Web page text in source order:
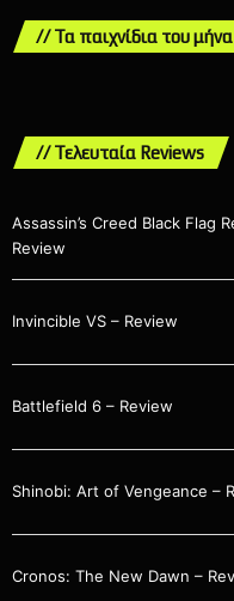
// Τα παιχνίδια του μήνα
// Τελευταία Reviews
Assassin’s Creed Black Flag
Review
Invincible VS – Review
Battlefield 6 – Review
Shinobi: Art of Vengeance –
Cronos: The New Dawn –